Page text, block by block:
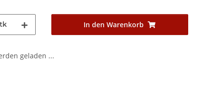
In den Warenkorb
geladen ...